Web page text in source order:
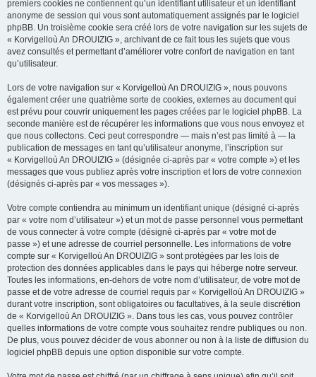
premiers cookies ne contiennent qu’un identifiant utilisateur et un identifiant
anonyme de session qui vous sont automatiquement assignés par le logiciel
phpBB. Un troisième cookie sera créé lors de votre navigation sur les sujets de
« Korvigelloù An DROUIZIG », archivant de ce fait tous les sujets que vous
avez consultés et permettant d’améliorer votre confort de navigation en tant
qu’utilisateur.
Lors de votre navigation sur « Korvigelloù An DROUIZIG », nous pouvons
également créer une quatrième sorte de cookies, externes au document qui
est prévu pour couvrir uniquement les pages créées par le logiciel phpBB. La
seconde manière est de récupérer les informations que vous nous envoyez et
que nous collectons. Ceci peut correspondre — mais n’est pas limité à — la
publication de messages en tant qu’utilisateur anonyme, l’inscription sur
« Korvigelloù An DROUIZIG » (désignée ci-après par « votre compte ») et les
messages que vous publiez après votre inscription et lors de votre connexion
(désignés ci-après par « vos messages »).
Votre compte contiendra au minimum un identifiant unique (désigné ci-après
par « votre nom d’utilisateur ») et un mot de passe personnel vous permettant
de vous connecter à votre compte (désigné ci-après par « votre mot de
passe ») et une adresse de courriel personnelle. Les informations de votre
compte sur « Korvigelloù An DROUIZIG » sont protégées par les lois de
protection des données applicables dans le pays qui héberge notre serveur.
Toutes les informations, en-dehors de votre nom d’utilisateur, de votre mot de
passe et de votre adresse de courriel requis par « Korvigelloù An DROUIZIG »
durant votre inscription, sont obligatoires ou facultatives, à la seule discrétion
de « Korvigelloù An DROUIZIG ». Dans tous les cas, vous pouvez contrôler
quelles informations de votre compte vous souhaitez rendre publiques ou non.
De plus, vous pouvez décider de vous abonner ou non à la liste de diffusion du
logiciel phpBB depuis une option disponible sur votre compte.